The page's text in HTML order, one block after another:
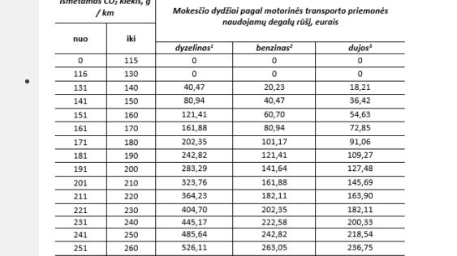
Мин.:+12°
Сб, 08.08.2026